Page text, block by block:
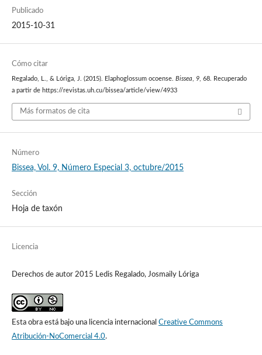
Publicado
2015-10-31
Cómo citar
Regalado, L., & Lóriga, J. (2015). Elaphoglossum ocoense. Bissea, 9, 68. Recuperado
a partir de https://revistas.uh.cu/bissea/article/view/4933
Más formatos de cita
Número
Bissea, Vol. 9, Número Especial 3, octubre/2015
Sección
Hoja de taxón
Licencia
Derechos de autor 2015 Ledis Regalado, Josmaily Lóriga
Esta obra está bajo una licencia internacional Creative Commons
Atribución-NoComercial 4.0.